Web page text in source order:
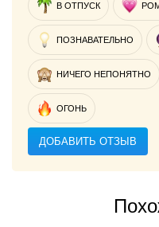
В ОТПУСК
ПОЗНАВАТЕЛЬНО
НИЧЕГО НЕПОНЯТНО
ОГОНЬ
ДОБАВИТЬ ОТЗЫВ